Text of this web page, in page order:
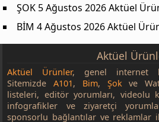
ŞOK 5 Ağustos 2026 Aktüel
BİM 4 Ağustos 2026 Aktüel
Aktüel
Aktüel Ürünler, genel internet
SitemizdeA101, Bim, Şok ve
listeleri, editör yorumları, videolu
infografikler ve ziyaretçi
sponsorlu bağlantılar ve reklamlar